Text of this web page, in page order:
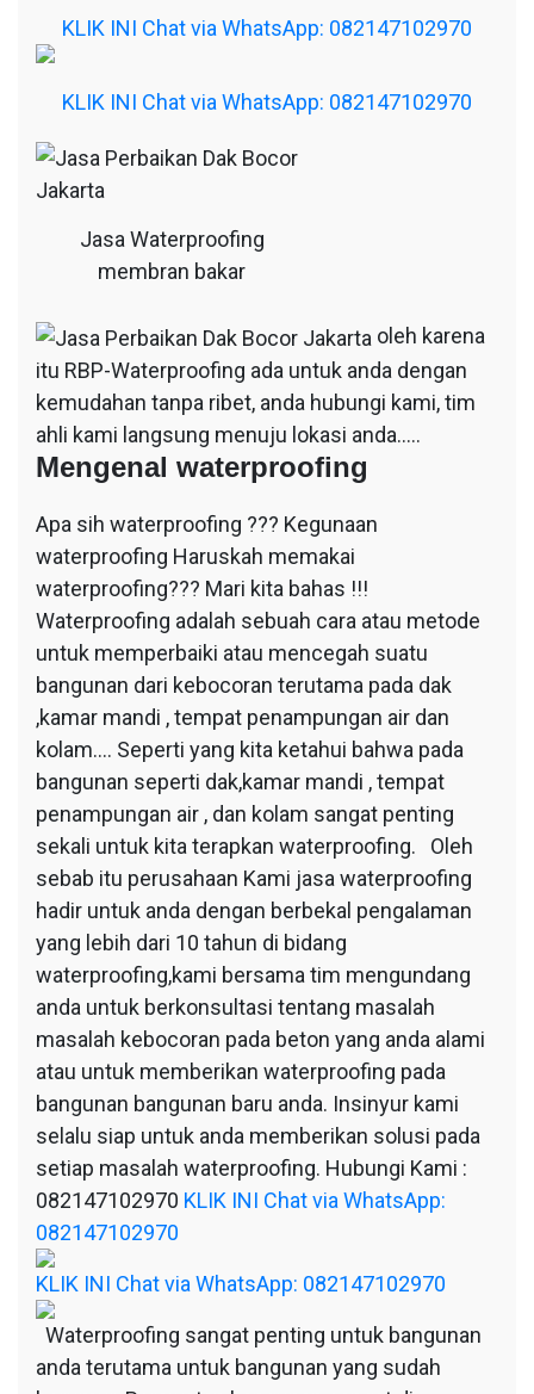
KLIK INI Chat via WhatsApp: 082147102970
KLIK INI Chat via WhatsApp: 082147102970
Jasa Waterproofing
membran bakar
oleh karena
itu RBP-Waterproofing ada untuk anda dengan
kemudahan tanpa ribet, anda hubungi kami, tim
ahli kami langsung menuju lokasi anda…..
Mengenal waterproofing
Apa sih waterproofing ??? Kegunaan
waterproofing Haruskah memakai
waterproofing??? Mari kita bahas !!!
Waterproofing adalah sebuah cara atau metode
untuk memperbaiki atau mencegah suatu
bangunan dari kebocoran terutama pada dak
,kamar mandi , tempat penampungan air dan
kolam…. Seperti yang kita ketahui bahwa pada
bangunan seperti dak,kamar mandi , tempat
penampungan air , dan kolam sangat penting
sekali untuk kita terapkan waterproofing. Oleh
sebab itu perusahaan Kami jasa waterproofing
hadir untuk anda dengan berbekal pengalaman
yang lebih dari 10 tahun di bidang
waterproofing,kami bersama tim mengundang
anda untuk berkonsultasi tentang masalah
masalah kebocoran pada beton yang anda alami
atau untuk memberikan waterproofing pada
bangunan bangunan baru anda. Insinyur kami
selalu siap untuk anda memberikan solusi pada
setiap masalah waterproofing. Hubungi Kami :
082147102970 KLIK INI Chat via WhatsApp:
082147102970
KLIK INI Chat via WhatsApp: 082147102970
Waterproofing sangat penting untuk bangunan
anda terutama untuk bangunan yang sudah